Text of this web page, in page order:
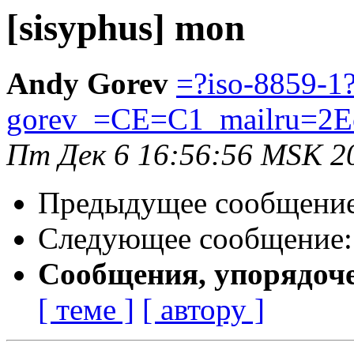
[sisyphus] mon
Andy Gorev =?iso-8859-
Пт Дек 6 16:56:56 MSK
Предыдущее
Следующее
Сообщения,
[ теме ] [ автору ]